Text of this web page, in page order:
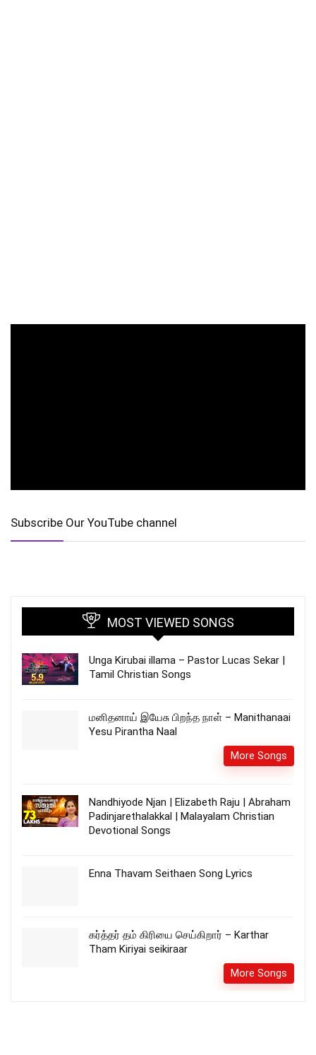
Subscribe Our YouTube channel
MOST VIEWED SONGS
Unga Kirubai illama – Pastor Lucas Sekar |
Tamil Christian Songs
மனிதனாய் இயேசு பிறந்த நாள் – Manithanaai
Yesu Pirantha Naal
More Songs
Nandhiyode Njan | Elizabeth Raju | Abraham
Padinjarethalakkal | Malayalam Christian
Devotional Songs
Enna Thavam Seithaen Song Lyrics
கர்த்தர் தம் கிரியை செய்கிறார் – Karthar
Tham Kiriyai seikiraar
More Songs